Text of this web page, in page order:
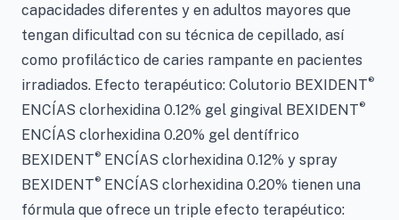
capacidades diferentes y en adultos mayores que
tengan dificultad con su técnica de cepillado, así
como profiláctico de caries rampante en pacientes
irradiados. Efecto terapéutico: Colutorio BEXIDENT®
ENCÍAS clorhexidina 0.12% gel gingival BEXIDENT®
ENCÍAS clorhexidina 0.20% gel dentífrico
BEXIDENT® ENCÍAS clorhexidina 0.12% y spray
BEXIDENT® ENCÍAS clorhexidina 0.20% tienen una
fórmula que ofrece un triple efecto terapéutico: